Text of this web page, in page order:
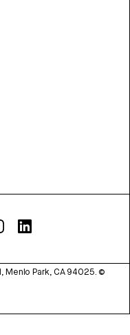
Menlo Park, CA 94025. ©